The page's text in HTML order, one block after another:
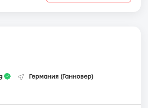
Германия (Ганновер)